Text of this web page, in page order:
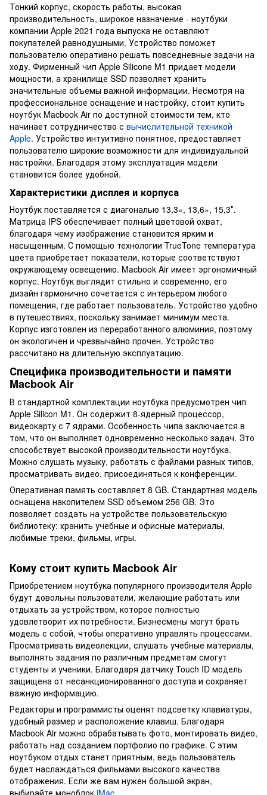
Тонкий корпус, скорость работы, высокая
производительность, широкое назначение - ноутбуки
компании Apple 2021 года выпуска не оставляют
покупателей равнодушными. Устройство поможет
пользователю оперативно решать повседневные задачи на
ходу. Фирменный чип Apple Silicone M1 придает модели
мощности, а хранилище SSD позволяет хранить
значительные объемы важной информации. Несмотря на
профессиональное оснащение и настройку, стоит купить
ноутбук Macbook Air по доступной стоимости тем, кто
начинает сотрудничество с вычислительной техникой
Apple. Устройство интуитивно понятное, предоставляет
пользователю широкие возможности для индивидуальной
настройки. Благодаря этому эксплуатация модели
становится более удобной.
Характеристики дисплея и корпуса
Ноутбук поставляется с диагональю 13,3«, 13,6», 15,3″.
Матрица IPS обеспечивает полный цветовой охват,
благодаря чему изображение становится ярким и
насыщенным. С помощью технологии TrueTone температура
цвета приобретает показатели, которые соответствуют
окружающему освещению. Macbook Air имеет эргономичный
корпус. Ноутбук выглядит стильно и современно, его
дизайн гармонично сочетается с интерьером любого
помещения, где работает пользователь. Устройство удобно
в путешествиях, поскольку занимает минимум места.
Корпус изготовлен из переработанного алюминия, поэтому
он экологичен и чрезвычайно прочен. Устройство
рассчитано на длительную эксплуатацию.
Специфика производительности и памяти
Macbook Air
В стандартной комплектации ноутбука предусмотрен чип
Apple Silicon M1. Он содержит 8-ядерный процессор,
видеокарту с 7 ядрами. Особенность чипа заключается в
том, что он выполняет одновременно несколько задач. Это
способствует высокой производительности ноутбука.
Можно слушать музыку, работать с файлами разных типов,
просматривать видео, присоединяться к конференции.
Оперативная память составляет 8 GB. Стандартная модель
оснащена накопителем SSD объемом 256 GB. Это
позволяет создать на устройстве пользовательскую
библиотеку: хранить учебные и офисные материалы,
любимые треки, фильмы, игры.
Кому стоит купить Macbook Air
Приобретением ноутбука популярного производителя Apple
будут довольны пользователи, желающие работать или
отдыхать за устройством, которое полностью
удовлетворит их потребности. Бизнесмены могут брать
модель с собой, чтобы оперативно управлять процессами.
Просматривать видеолекции, слушать учебные материалы,
выполнять задания по различным предметам смогут
студенты и ученики. Благодаря датчику Touch ID модель
защищена от несанкционированного доступа и сохраняет
важную информацию.
Редакторы и программисты оценят подсветку клавиатуры,
удобный размер и расположение клавиш. Благодаря
Macbook Air можно обрабатывать фото, монтировать видео,
работать над созданием портфолио по графике. С этим
ноутбуком отдых станет приятным, ведь пользователь
будет наслаждаться фильмами высокого качества
отображения. Если же вам нужен большой экран,